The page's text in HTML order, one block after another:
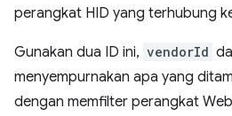
perangkat HID yang terhubung
Gunakan dua ID ini, vendorId
menyempurnakan apa yang
dengan memfilter perangkat